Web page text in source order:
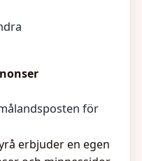
för
erbjuder en egen